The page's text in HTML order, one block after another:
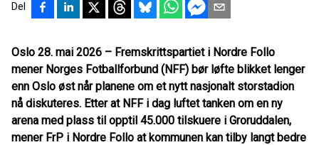
Del
Oslo 28. mai 2026 – Fremskrittspartiet i Nordre Follo
mener Norges Fotballforbund (NFF) bør løfte blikket lenger
enn Oslo øst når planene om et nytt nasjonalt storstadion
nå diskuteres. Etter at NFF i dag luftet tanken om en ny
arena med plass til opptil 45.000 tilskuere i Groruddalen,
mener FrP i Nordre Follo at kommunen kan tilby langt bedre